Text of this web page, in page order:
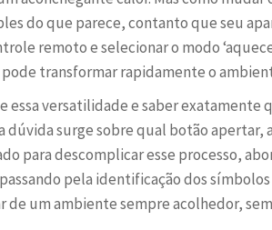
do que parece, contanto que seu
remoto e selecionar o modo
transformar rapidamente o
essa versatilidade e saber
dúvida surge sobre qual botão
para descomplicar esse processo,
pela identificação dos
de um ambiente sempre acolhedor,